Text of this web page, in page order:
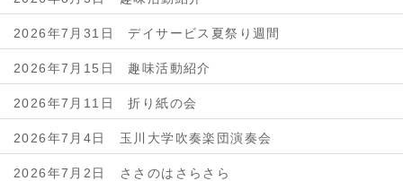
2026年7月31日 デイサービス夏祭り週間
2026年7月15日 趣味活動紹介
2026年7月11日 折り紙の会
2026年7月4日 玉川大学吹奏楽団演奏会
2026年7月2日 ささのはさらさら